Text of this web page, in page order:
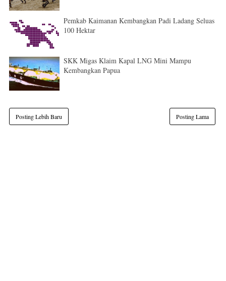
Pemkab Kaimanan Kembangkan Padi Ladang Seluas
100 Hektar
SKK Migas Klaim Kapal LNG Mini Mampu
Kembangkan Papua
Posting Lebih Baru Posting Lama